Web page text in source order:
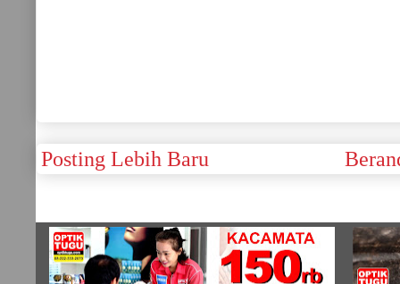
Posting Lebih Baru